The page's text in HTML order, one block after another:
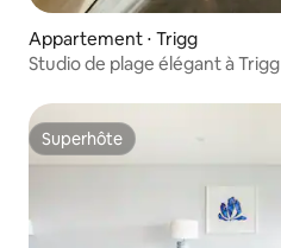
Appartement ⋅ Trigg
Studio de plage élégant à Trigg
Superhôte
Superhôte